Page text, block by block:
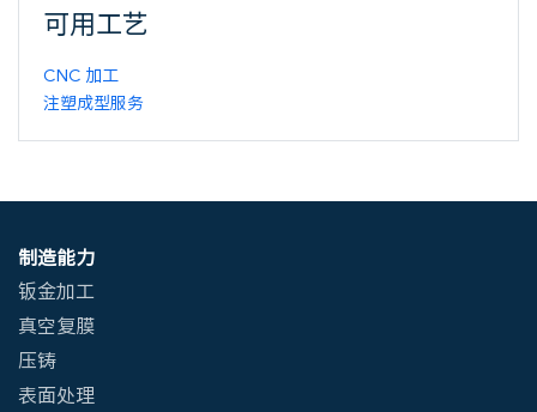
可用工艺
CNC 加工
注塑成型服务
制造能力
钣金加工
真空复膜
压铸
表面处理